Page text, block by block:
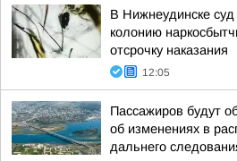
В Нижнеудинске
колонию
отсрочку наказания
12:05
Пассажиров будут
об изменениях в
дальнего